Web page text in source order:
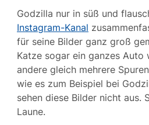
Godzilla nur in süß und
Instagram-Kanal
für seine Bilder ganz groß
Katze sogar ein ganzes Auto
andere gleich mehrere
wie es zum Beispiel bei
sehen diese Bilder nicht aus.
Laune.